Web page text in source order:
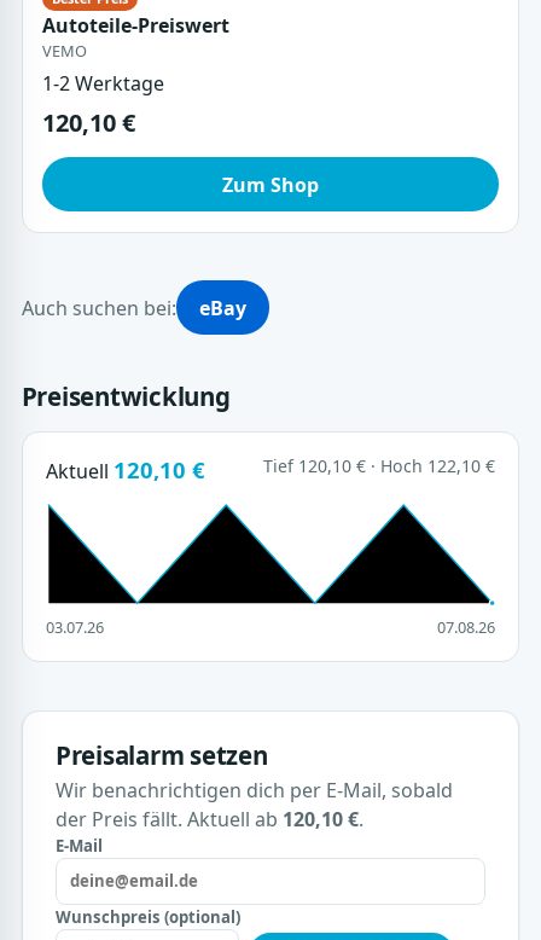
Autoteile-Preiswert
VEMO
1-2 Werktage
120,10 €
Zum Shop
Auch suchen bei: eBay
Preisentwicklung
Aktuell 120,10 € Tief 120,10 € · Hoch 122,10 €
03.07.26 07.08.26
Preisalarm setzen
Wir benachrichtigen dich per E-Mail, sobald
der Preis fällt. Aktuell ab 120,10 €.
E-Mail
Wunschpreis (optional)